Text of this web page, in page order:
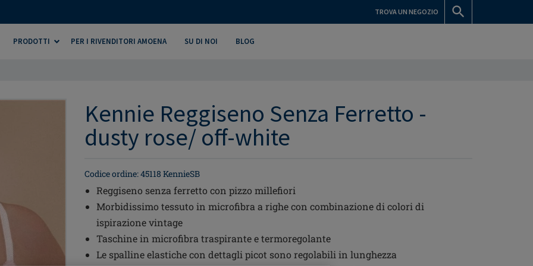
TROVA UN NEGOZIO
PRODOTTI PER I RIVENDITORI AMOENA SU DI NOI BLOG
Kennie Reggiseno Senza Ferretto -
dusty rose/ off-white
Codice ordine: 45118 KennieSB
Reggiseno senza ferretto con pizzo millefiori
Morbidissimo tessuto in microfibra a righe con combinazione di colori di
ispirazione vintage
Taschine in microfibra traspirante e termoregolante
Le spalline elastiche con dettagli picot sono regolabili in lunghezza